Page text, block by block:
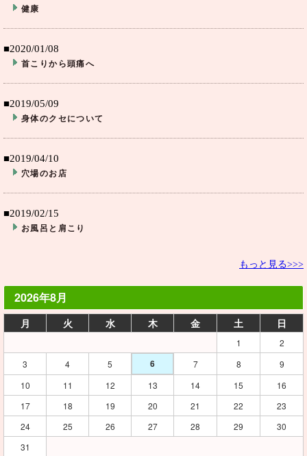
健康
■2020/01/08
首こりから頭痛へ
■2019/05/09
身体のクセについて
■2019/04/10
穴場のお店
■2019/02/15
お風呂と肩こり
もっと見る>>>
2026年8月
月 火 水 木 金 土 日
1
2
3
4 5 6 7 8
9
10
11 12 13 14 15
16
17
18 19 20 21 22
23
24
25 26 27 28 29
30
31